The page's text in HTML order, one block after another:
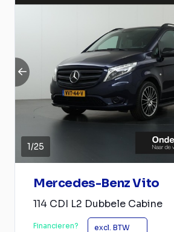
1/25
Mercedes-Benz Vito
114 CDI L2 Dubbele Cabine
Financieren? excl. BTW